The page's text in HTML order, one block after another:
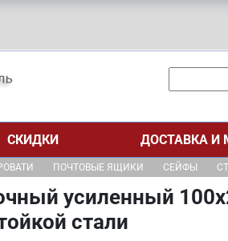
СКИДКИ ДОСТАВКА И
ПОЧТОВЫЕ ЯЩИКИ СЕЙФЫ
усиленный
стали